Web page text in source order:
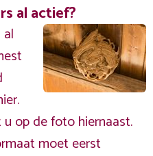
al actief?
op de foto hiernaast.
moet eerst